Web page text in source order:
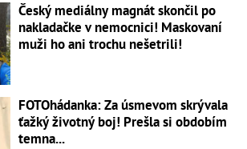
Český mediálny magnát skončil po
nakladačke v nemocnici! Maskovaní
muži ho ani trochu nešetrili!
FOTOhádanka: Za úsmevom skrývala
ťažký životný boj! Prešla si obdobím
temna...